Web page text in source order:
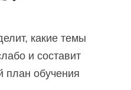
какие темы
и составит
план обучения